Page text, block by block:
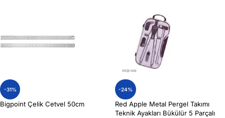
-31%
Bigpoint Çelik Cetvel 50cm
-24%
Red Apple Metal Pergel Takımı
Teknik Ayakları Bükülür 5 Parçalı